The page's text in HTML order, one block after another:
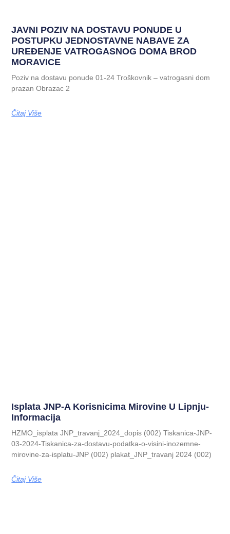
JAVNI POZIV NA DOSTAVU PONUDE U
POSTUPKU JEDNOSTAVNE NABAVE ZA
UREĐENJE VATROGASNOG DOMA BROD
MORAVICE
Poziv na dostavu ponude 01-24 Troškovnik – vatrogasni dom
prazan Obrazac 2
Čitaj Više
Isplata JNP-A Korisnicima Mirovine U Lipnju-
Informacija
HZMO_isplata JNP_travanj_2024_dopis (002) Tiskanica-JNP-
03-2024-Tiskanica-za-dostavu-podatka-o-visini-inozemne-
mirovine-za-isplatu-JNP (002) plakat_JNP_travanj 2024 (002)
Čitaj Više